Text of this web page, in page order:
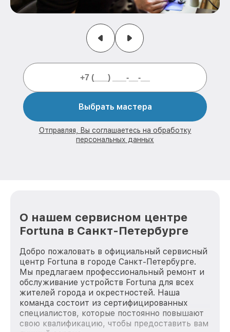
Выбрать мастера
Отправляя, Вы соглашаетесь на обработку
персональных данных
О нашем сервисном центре
Fortuna в Санкт-Петербурге
Добро пожаловать в официальный сервисный
центр Fortuna в городе Санкт-Петербурге.
Мы предлагаем профессиональный ремонт и
обслуживание устройств Fortuna для всех
жителей города и окрестностей. Наша
команда состоит из сертифицированных
специалистов, которые постоянно повышают
свою квалификацию, чтобы предоставить вам